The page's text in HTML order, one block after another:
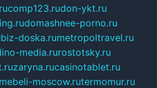
comp123.rudon-ykt.ru
domashnee-porno.ru
biz-doska.rumetropoltravel.ru
media.rurostotsky.ru
zaryna.rucasinotablet.ru
moscow.rutermomur.ru